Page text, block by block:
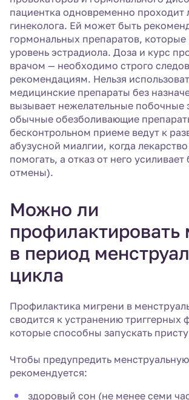
пациентка одновременно проходит
гинеколога. Ей может быть
гормональных препаратов,
уровень эстрадиола. Доза и курс
врачом — необходимо строго
рекомендациям. Нельзя
медицинские препараты без
вызывает нежелательные
обычные обезболивающие
бесконтрольном приеме ведут к
абузусной миалгии, когда
помогать, а отказ от него
отмены).
Можно ли
профилактировать
в период
цикла
Профилактика мигрени в
сводится к устранению триггерных
которые способны запускать
Чтобы предупредить
рекомендуется:
здоровый сон (не менее семи